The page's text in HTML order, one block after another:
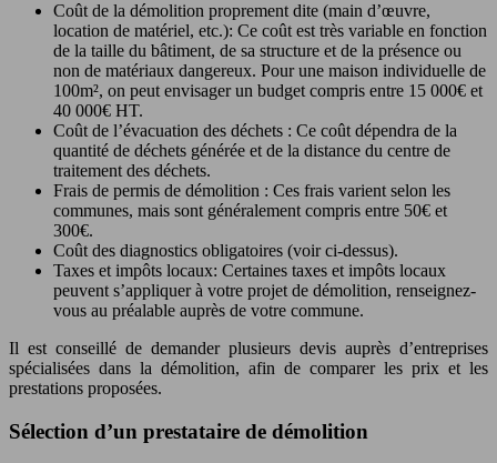
Coût de la démolition proprement dite (main d’œuvre,
location de matériel, etc.): Ce coût est très variable en fonction
de la taille du bâtiment, de sa structure et de la présence ou
non de matériaux dangereux. Pour une maison individuelle de
100m², on peut envisager un budget compris entre 15 000€ et
40 000€ HT.
Coût de l’évacuation des déchets : Ce coût dépendra de la
quantité de déchets générée et de la distance du centre de
traitement des déchets.
Frais de permis de démolition : Ces frais varient selon les
communes, mais sont généralement compris entre 50€ et
300€.
Coût des diagnostics obligatoires (voir ci-dessus).
Taxes et impôts locaux: Certaines taxes et impôts locaux
peuvent s’appliquer à votre projet de démolition, renseignez-
vous au préalable auprès de votre commune.
Il est conseillé de demander plusieurs devis auprès d’entreprises
spécialisées dans la démolition, afin de comparer les prix et les
prestations proposées.
Sélection d’un prestataire de démolition